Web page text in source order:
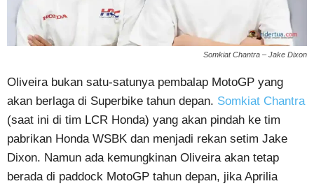
Somkiat Chantra – Jake Dixon
Oliveira bukan satu-satunya pembalap MotoGP yang
akan berlaga di Superbike tahun depan. Somkiat Chantra
(saat ini di tim LCR Honda) yang akan pindah ke tim
pabrikan Honda WSBK dan menjadi rekan setim Jake
Dixon. Namun ada kemungkinan Oliveira akan tetap
berada di paddock MotoGP tahun depan, jika Aprilia